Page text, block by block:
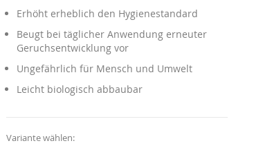
Erhöht erheblich den Hygienestandard
Beugt bei täglicher Anwendung erneuter
Geruchsentwicklung vor
Ungefährlich für Mensch und Umwelt
Leicht biologisch abbaubar
Variante wählen: